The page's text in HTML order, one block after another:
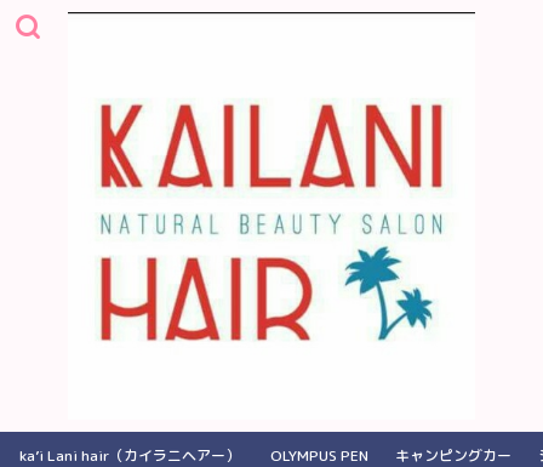
ka’i Lani hair（カイラニヘアー） OLYMPUS PEN キャンピングカー